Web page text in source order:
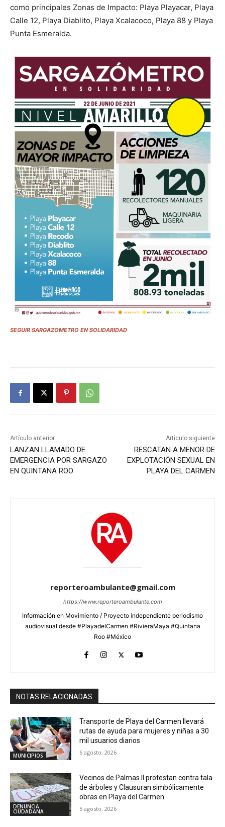
como principales Zonas de Impacto: Playa Playacar, Playa
Calle 12, Playa Diablito, Playa Xcalacoco, Playa 88 y Playa
Punta Esmeralda.
SEGUIR SARGAZOMETRO EN SOLIDARIDAD
Artículo anterior
LANZAN LLAMADO DE
EMERGENCIA POR SARGAZO
EN QUINTANA ROO
Artículo siguiente
RESCATAN A MENOR DE
EXPLOTACIÓN SEXUAL EN
PLAYA DEL CARMEN
reporteroambulante@gmail.com
https://www.reporteroambulante.com
Información en Movimiento / Proyecto independiente periodismo
audiovisual desde #PlayadelCarmen #RivieraMaya #Quintana
Roo #México
NOTAS RELACIONADAS
MUNICIPIOS
Transporte de Playa del Carmen llevará
rutas de ayuda para mujeres y niñas a 30
mil usuarios diarios
6 agosto, 2026
DENUNCIA
CIUDADANA
Vecinos de Palmas II protestan contra tala
de árboles y Clausuran simbólicamente
obras en Playa del Carmen
5 agosto, 2026